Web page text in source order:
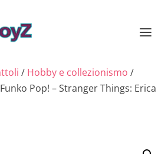
/ Hobby e collezionismo /
Pop! – Stranger Things: Erica